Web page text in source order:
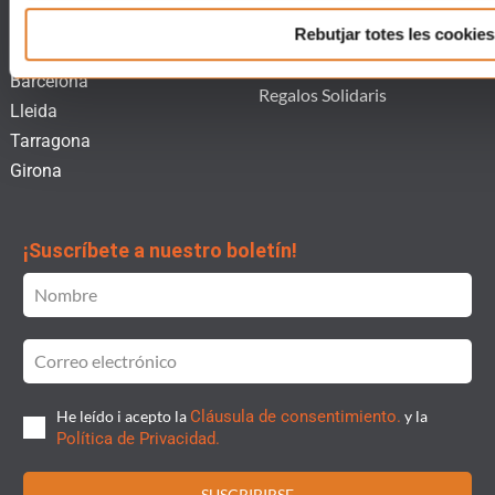
Rebutjar totes les cookies
Actualidad
Tienda Solidària
Contacto
Barcelona
Lleida
Tarragona
Girona
Tienda
Regalos Solidaris
¡Suscríbete a nuestro boletín!
He leído i acepto la Cláusula de consentimiento. y la
Política de Privacidad.